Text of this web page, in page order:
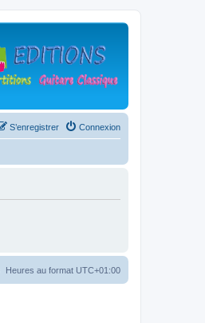
Connexion
S’enregistrer
Heures au format UTC+01:00